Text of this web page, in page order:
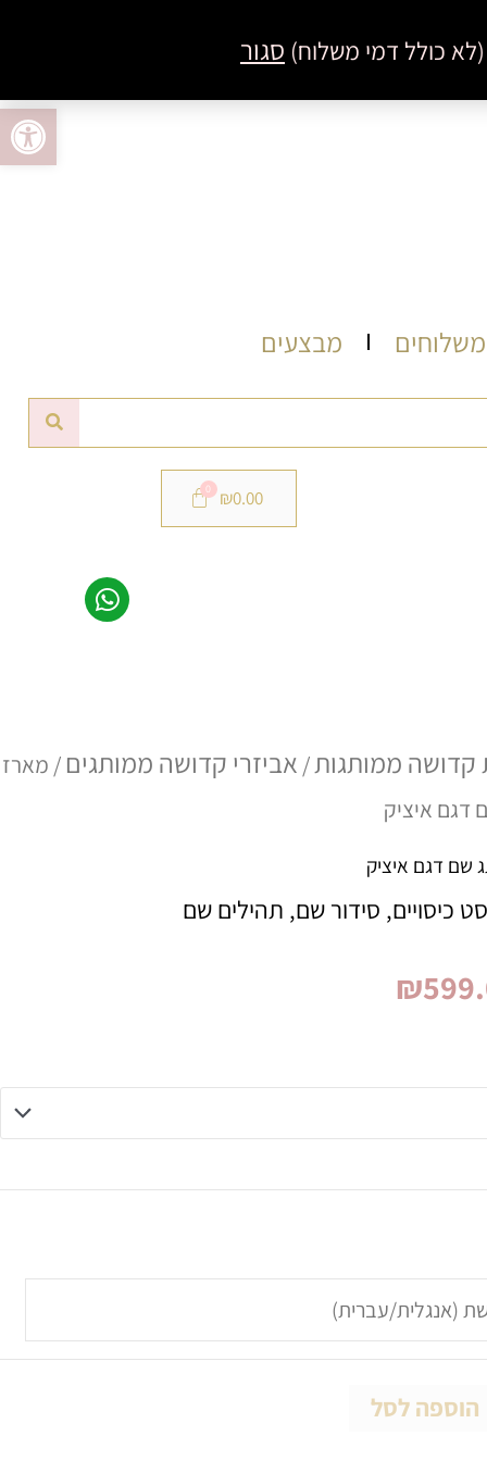
פתח
סגור
מבצעים
₪0.00
קדושה ממותגות/ אביזרי קדושה ממותגים / מארז
דגם איציק
שם דגם איציק
כיסויים, סידור שם, תהילים שם
₪
טווח
מחירים:
הוספה לסל